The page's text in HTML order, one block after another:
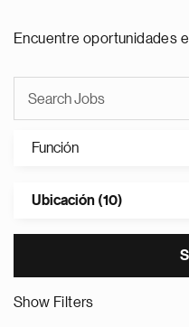
Encuentre oportunidades
Función
Ubicación (10)
Show Filters